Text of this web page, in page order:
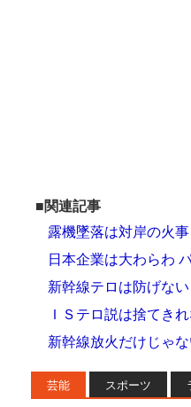
■関連記事
露機墜落は対岸の火
日本企業は大わらわ
新幹線テロは防げな
ＩＳテロ説は捨てき
新幹線放火だけじゃ
芸能 スポーツ